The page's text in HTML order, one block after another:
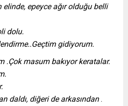
elinde, epeyce ağır olduğu belli
dolu.
gidiyorum.
.Çok masum bakıyor keratalar.
daldı, diğeri de arkasından.